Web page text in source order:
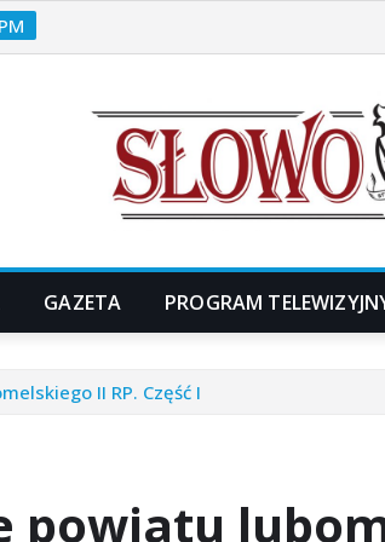
GAZETA PROGRAM
II RP. Część I
powiatu